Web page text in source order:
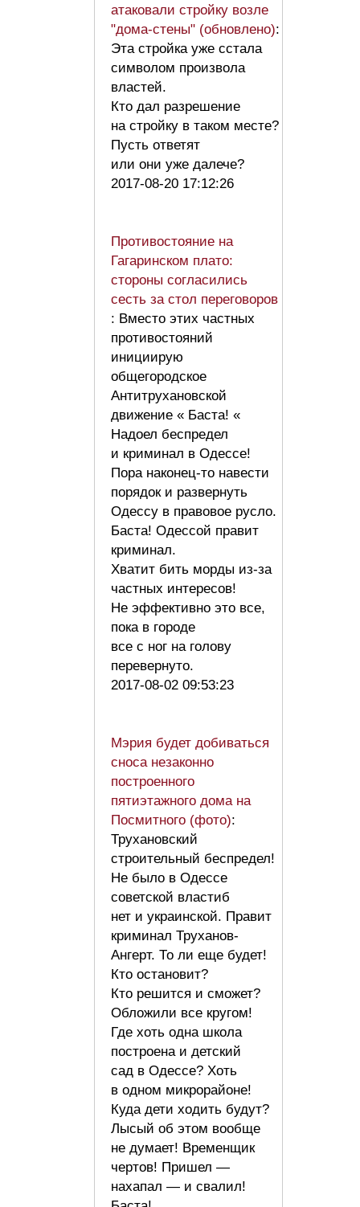
атаковали стройку возле
"дома-стены" (обновлено):
Эта стройка уже сстала
символом произвола
властей.
Кто дал разрешение
на стройку в таком месте?
Пусть ответят
или они уже далече?
2017-08-20 17:12:26
Противостояние на
Гагаринском плато:
стороны согласились
сесть за стол переговоров
: Вместо этих частных
противостояний
инициирую
общегородское
Антитрухановской
движение « Баста! «
Надоел беспредел
и криминал в Одессе!
Пора наконец-то навести
порядок и развернуть
Одессу в правовое русло.
Баста! Одессой правит
криминал.
Хватит бить морды из-за
частных интересов!
Не эффективно это все,
пока в городе
все с ног на голову
перевернуто.
2017-08-02 09:53:23
Мэрия будет добиваться
сноса незаконно
построенного
пятиэтажного дома на
Посмитного (фото):
Трухановский
строительный беспредел!
Не было в Одессе
советской властиб
нет и украинской. Правит
криминал Труханов-
Ангерт. То ли еще будет!
Кто остановит?
Кто решится и сможет?
Обложили все кругом!
Где хоть одна школа
построена и детский
сад в Одессе? Хоть
в одном микрорайоне!
Куда дети ходить будут?
Лысый об этом вообще
не думает! Временщик
чертов! Пришел —
нахапал — и свалил!